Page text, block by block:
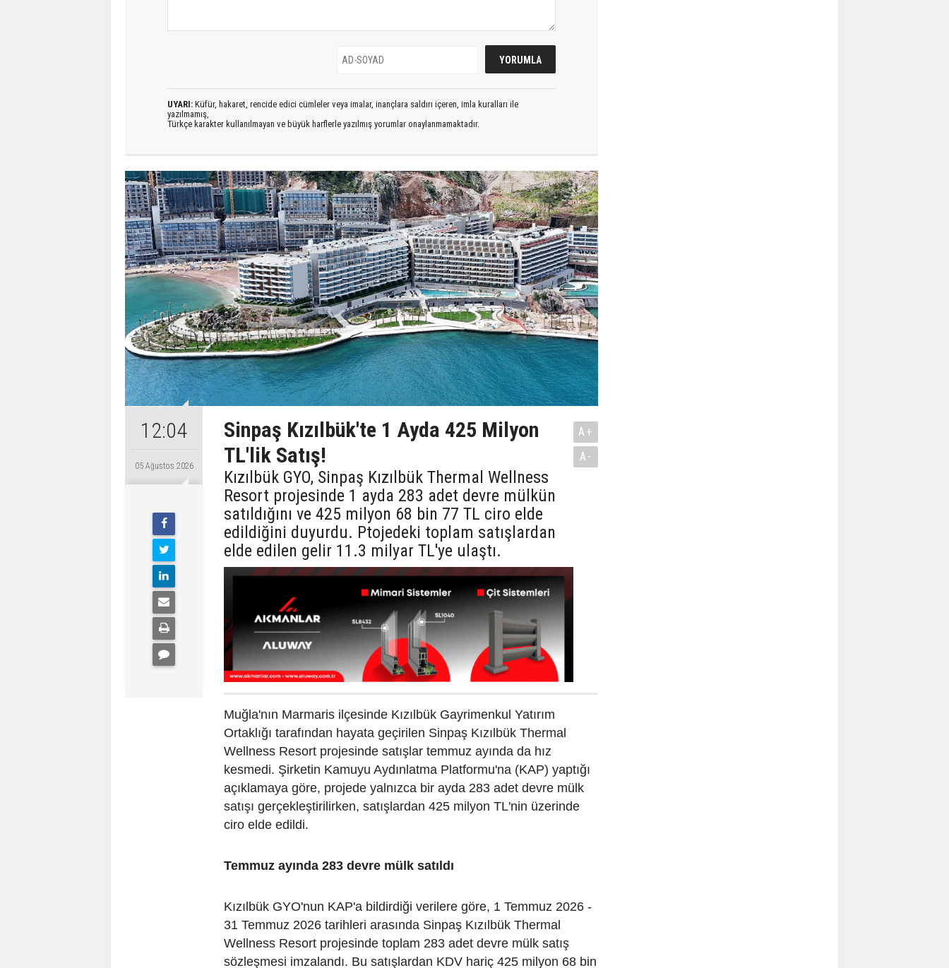
UYARI: Küfür, hakaret, rencide edici cümleler veya imalar, inançlara saldırı içeren, imla kuralları ile
yazılmamış,
Türkçe karakter kullanılmayan ve büyük harflerle yazılmış yorumlar onaylanmamaktadır.
12:04
05 Ağustos 2026
Sinpaş Kızılbük'te 1 Ayda 425 Milyon
TL'lik Satış!
Kızılbük GYO, Sinpaş Kızılbük Thermal Wellness
Resort projesinde 1 ayda 283 adet devre mülkün
satıldığını ve 425 milyon 68 bin 77 TL ciro elde
edildiğini duyurdu. Ptojedeki toplam satışlardan
elde edilen gelir 11.3 milyar TL'ye ulaştı.
A+
A-
Muğla'nın Marmaris ilçesinde Kızılbük Gayrimenkul Yatırım
Ortaklığı tarafından hayata geçirilen Sinpaş Kızılbük Thermal
Wellness Resort projesinde satışlar temmuz ayında da hız
kesmedi. Şirketin Kamuyu Aydınlatma Platformu'na (KAP) yaptığı
açıklamaya göre, projede yalnızca bir ayda 283 adet devre mülk
satışı gerçekleştirilirken, satışlardan 425 milyon TL'nin üzerinde
ciro elde edildi.
Temmuz ayında 283 devre mülk satıldı
Kızılbük GYO'nun KAP'a bildirdiği verilere göre, 1 Temmuz 2026 -
31 Temmuz 2026 tarihleri arasında Sinpaş Kızılbük Thermal
Wellness Resort projesinde toplam 283 adet devre mülk satış
sözleşmesi imzalandı. Bu satışlardan KDV hariç 425 milyon 68 bin